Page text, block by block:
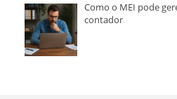
Como o MEI pode
contador